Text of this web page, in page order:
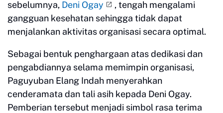
sebelumnya, Deni Ogay
, tengah mengalami
gangguan kesehatan sehingga tidak dapat
menjalankan aktivitas organisasi secara optimal.
Sebagai bentuk penghargaan atas dedikasi dan
pengabdiannya selama memimpin organisasi,
Paguyuban Elang Indah menyerahkan
cenderamata dan tali asih kepada Deni Ogay.
Pemberian tersebut menjadi simbol rasa terima